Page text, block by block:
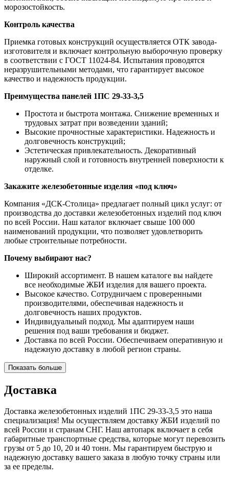
морозостойкость.
Контроль качества
Приемка готовых конструкций осуществляется ОТК завода-
изготовителя и включает контрольную выборочную проверку
в соответствии с ГОСТ 11024-84. Испытания проводятся
неразрушительными методами, что гарантирует высокое
качество и надежность продукции.
Преимущества панелей 1ПС 29-33-3,5
Простота и быстрота монтажа. Снижение временных и
трудовых затрат при возведении зданий;
Высокие прочностные характеристики. Надежность и
долговечность конструкций;
Эстетическая привлекательность. Декоративный
наружный слой и готовность внутренней поверхности к
отделке.
Закажите железобетонные изделия «под ключ»
Компания «ДСК-Столица» предлагает полный цикл услуг: от
производства до доставки железобетонных изделий под ключ
по всей России. Наш каталог включает свыше 100 000
наименований продукции, что позволяет удовлетворить
любые строительные потребности.
Почему выбирают нас?
Широкий ассортимент. В нашем каталоге вы найдете
все необходимые ЖБИ изделия для вашего проекта.
Высокое качество. Сотрудничаем с проверенными
производителями, обеспечивая надежность и
долговечность наших продуктов.
Индивидуальный подход. Мы адаптируем наши
решения под ваши требования и бюджет.
Доставка по всей России. Обеспечиваем оперативную и
надежную доставку в любой регион страны.
Показать больше
Доставка
Доставка железобетонных изделий 1ПС 29-33-3,5 это наша
специализация! Мы осуществляем доставку ЖБИ изделий по
всей России и странам СНГ. Наш автопарк включает в себя
габаритные транспортные средства, которые могут перевозить
грузы от 5 до 10, 20 и 40 тонн. Мы гарантируем быструю и
надежную доставку вашего заказа в любую точку страны или
за ее пределы.